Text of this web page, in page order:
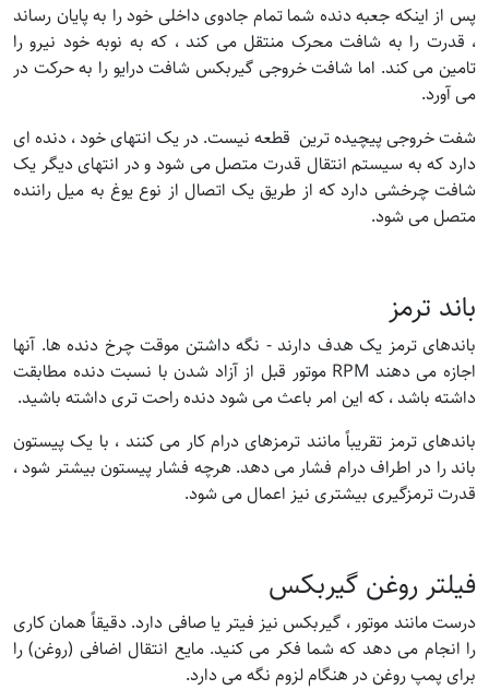
پس از اینکه جعبه دنده شما تمام جادوی داخلی خود را به پایان رساند
، قدرت را به شافت محرک منتقل می کند ، که به نوبه خود نیرو را
تامین می کند. اما شافت خروجی گیربکس شافت درایو را به حرکت در
می آورد.
شفت خروجی پیچیده ترین قطعه نیست. در یک انتهای خود ، دنده ای
دارد که به سیستم انتقال قدرت متصل می شود و در انتهای دیگر یک
شافت چرخشی دارد که از طریق یک اتصال از نوع یوغ به میل راننده
متصل می شود.
باند ترمز
باندهای ترمز یک هدف دارند - نگه داشتن موقت چرخ دنده ها. آنها
اجازه می دهند RPM موتور قبل از آزاد شدن با نسبت دنده مطابقت
داشته باشد ، که این امر باعث می شود دنده راحت تری داشته باشید.
باندهای ترمز تقریباً مانند ترمزهای درام کار می کنند ، با یک پیستون
باند را در اطراف درام فشار می دهد. هرچه فشار پیستون بیشتر شود ،
قدرت ترمزگیری بیشتری نیز اعمال می شود.
فیلتر روغن گیربکس
درست مانند موتور ، گیربکس نیز فیتر یا صافی دارد. دقیقاً همان کاری
را انجام می دهد که شما فکر می کنید. مایع انتقال اضافی (روغن) را
برای پمپ روغن در هنگام لزوم نگه می دارد.